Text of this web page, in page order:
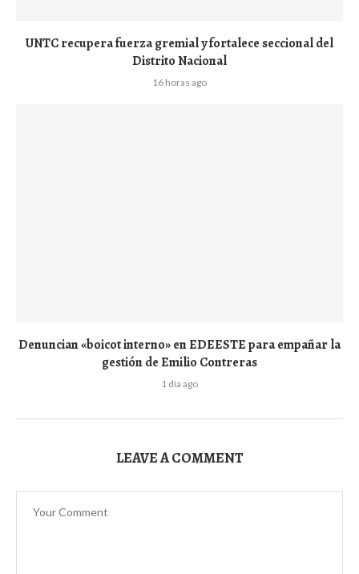
UNTC recupera fuerza gremial y fortalece seccional del
Distrito Nacional
16 horas ago
Denuncian «boicot interno» en EDEESTE para empañar la
gestión de Emilio Contreras
1 día ago
LEAVE A COMMENT